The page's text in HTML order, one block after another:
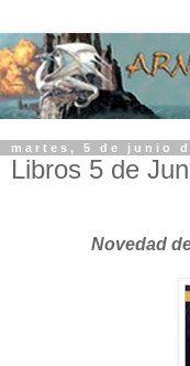
martes, 5 de junio
Libros 5 de
Novedad